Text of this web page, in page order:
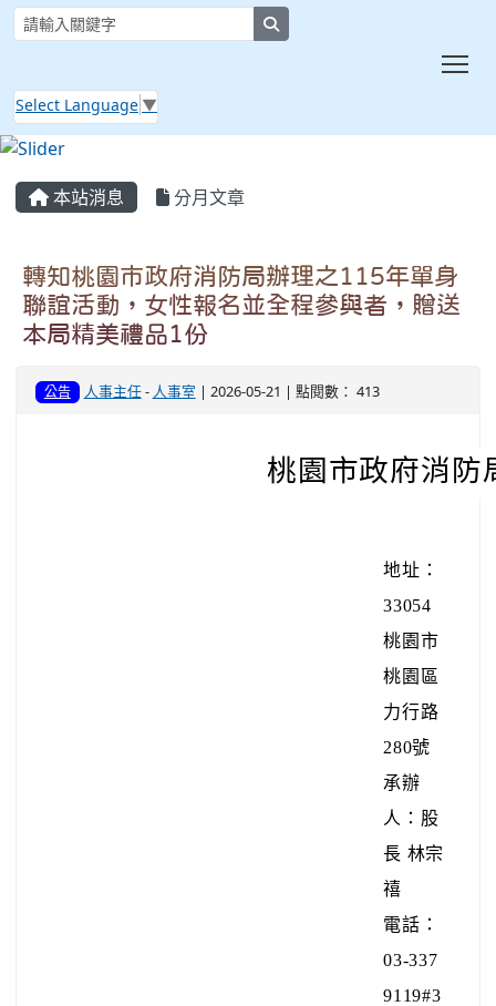
Select Language ▼
本站消息 分月文章
轉知桃園市政府消防局辦理之115年單身
聯誼活動，女性報名並全程參與者，贈送
本局精美禮品1份
公告 人事主任- 人事室 | 2026-05-21 | 點閱數： 413
桃園市政府消防
地址：
33054
桃園市
桃園區
力行路
280號
承辦
人：股
長 林宗
禧
電話：
03-337
9119#3